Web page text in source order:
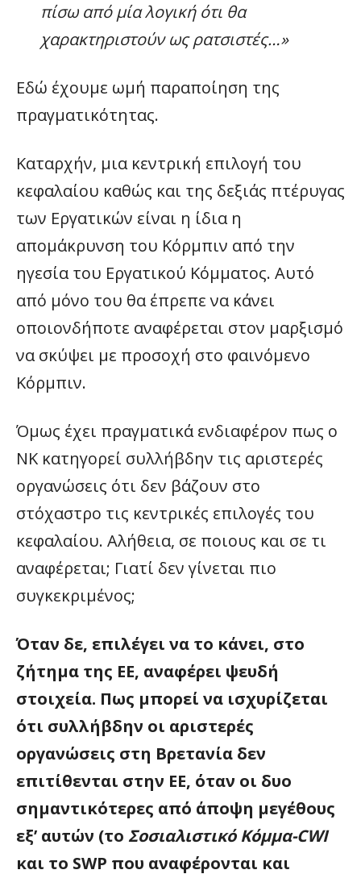
πίσω από μία λογική ότι θα
χαρακτηριστούν ως ρατσιστές…»
Εδώ έχουμε ωμή παραποίηση της
πραγματικότητας.
Καταρχήν, μια κεντρική επιλογή του
κεφαλαίου καθώς και της δεξιάς πτέρυγας
των Εργατικών είναι η ίδια η
απομάκρυνση του Κόρμπιν από την
ηγεσία του Εργατικού Κόμματος. Αυτό
από μόνο του θα έπρεπε να κάνει
οποιονδήποτε αναφέρεται στον μαρξισμό
να σκύψει με προσοχή στο φαινόμενο
Κόρμπιν.
Όμως έχει πραγματικά ενδιαφέρον πως ο
ΝΚ κατηγορεί συλλήβδην τις αριστερές
οργανώσεις ότι δεν βάζουν στο
στόχαστρο τις κεντρικές επιλογές του
κεφαλαίου. Αλήθεια, σε ποιους και σε τι
αναφέρεται; Γιατί δεν γίνεται πιο
συγκεκριμένος;
Όταν δε, επιλέγει να το κάνει, στο
ζήτημα της ΕΕ, αναφέρει ψευδή
στοιχεία. Πως μπορεί να ισχυρίζεται
ότι συλλήβδην οι αριστερές
οργανώσεις στη Βρετανία δεν
επιτίθενται στην ΕΕ, όταν οι δυο
σημαντικότερες από άποψη μεγέθους
εξ’ αυτών (το Σοσιαλιστικό Κόμμα-CWI
και το SWP που αναφέρονται και